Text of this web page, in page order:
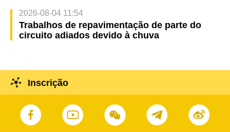
2026-08-04 11:54
Trabalhos de repavimentação de parte do
circuito adiados devido à chuva
Inscrição